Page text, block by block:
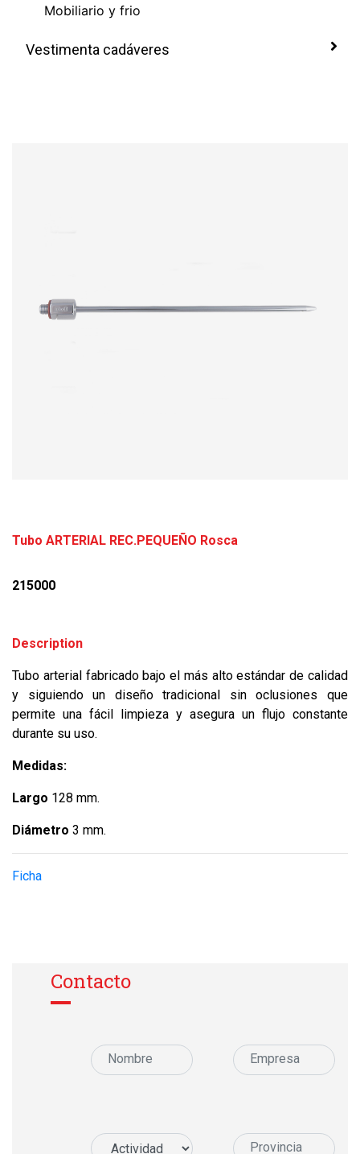
Mobiliario y frio
Vestimenta cadáveres
Tubo ARTERIAL REC.PEQUEÑO Rosca
215000
Description
Tubo arterial fabricado bajo el más alto estándar de calidad
y siguiendo un diseño tradicional sin oclusiones que
permite una fácil limpieza y asegura un flujo constante
durante su uso.
Medidas:
Largo 128 mm.
Diámetro 3 mm.
Ficha
Contacto